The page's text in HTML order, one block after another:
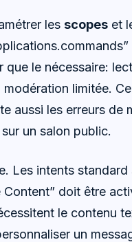
les scopes et
le nécessaire:
limitée.
aussi les erreurs de
sur un salon public.
Les intents
doit être
le contenu
un